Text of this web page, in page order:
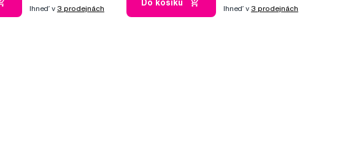
Ihneď v 3 prodejnách
Do košíku
Ihneď v 3 prodejnách